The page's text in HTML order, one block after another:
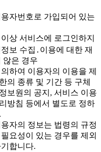
자번호로 가입되어 있는
상 서비스에 로그인하지
보 수집․이용에 대한 재
않은 경우
하여 이용자의 이용을 제
의 종류 및 기간 등 구체
보원의 공지, 서비스 이용
방침 등에서 별도로 정하
자의 정보는 법령의 규정
요성이 있는 경우를 제외
합니다.